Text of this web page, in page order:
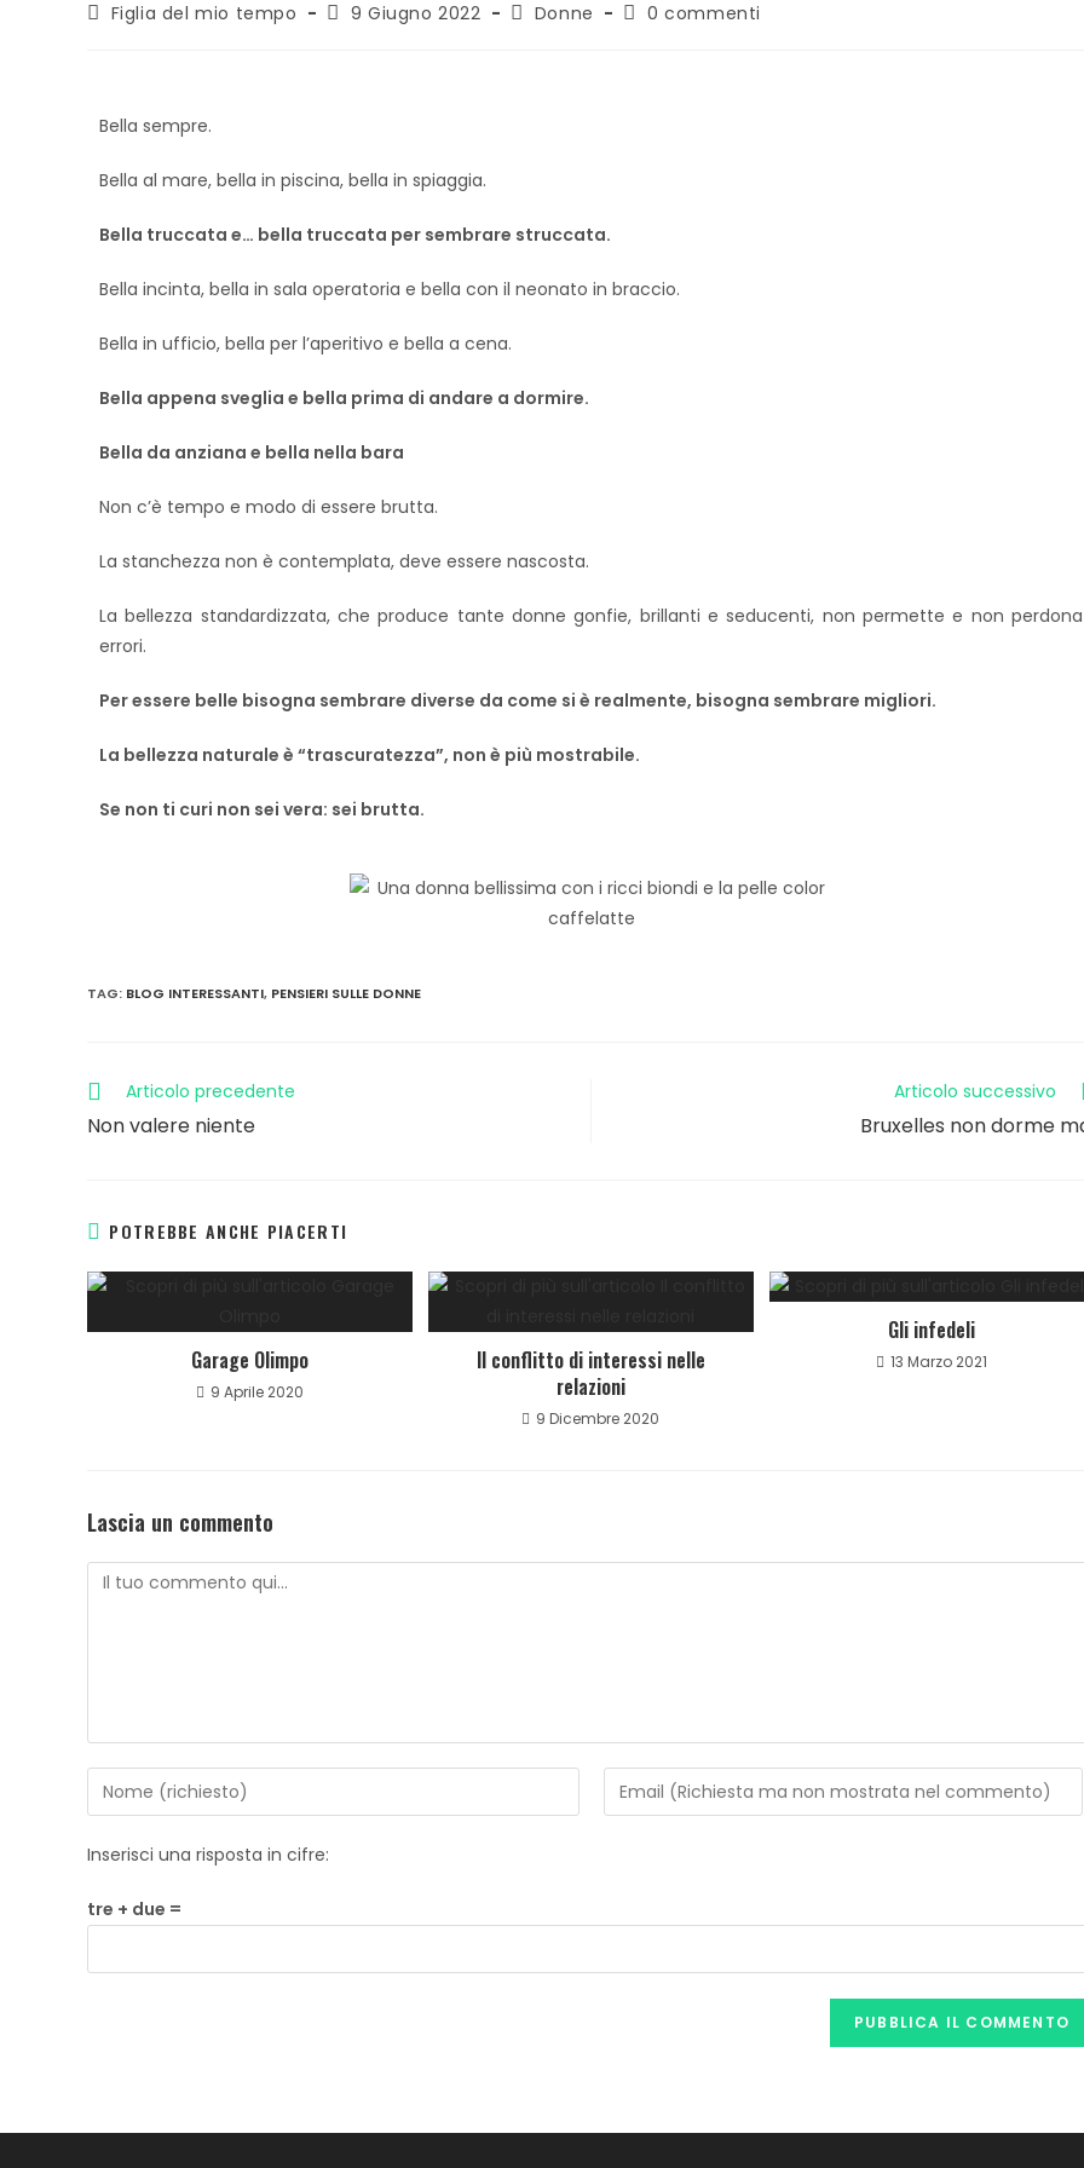
Figlia del mio tempo 9 Giugno 2022 Donne 0 commenti
Bella sempre.
Bella al mare, bella in piscina, bella in spiaggia.
Bella truccata e… bella truccata per sembrare struccata.
Bella incinta, bella in sala operatoria e bella con il neonato in braccio.
Bella in ufficio, bella per l’aperitivo e bella a cena.
Bella appena sveglia e bella prima di andare a dormire.
Bella da anziana e bella nella bara
Non c’è tempo e modo di essere brutta.
La stanchezza non è contemplata, deve essere nascosta.
La bellezza standardizzata, che produce tante donne gonfie, brillanti e seducenti, non permette e non perdona
errori.
Per essere belle bisogna sembrare diverse da come si è realmente, bisogna sembrare migliori.
La bellezza naturale è “trascuratezza”, non è più mostrabile.
Se non ti curi non sei vera: sei brutta.
TAG: BLOG INTERESSANTI, PENSIERI SULLE DONNE
Articolo precedente
Non valere niente
Articolo successivo
Bruxelles non dorme
POTREBBE ANCHE PIACERTI
Garage Olimpo
9 Aprile 2020
Il conflitto di interessi nelle
relazioni
9 Dicembre 2020
Gli infedeli
13 Marzo 2021
Lascia un commento
Inserisci una risposta in cifre:
tre + due =